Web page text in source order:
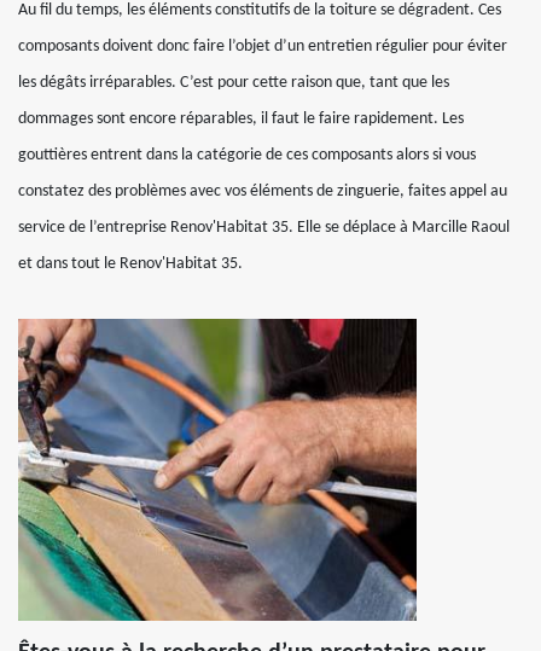
Au fil du temps, les éléments constitutifs de la toiture se dégradent. Ces
composants doivent donc faire l’objet d’un entretien régulier pour éviter
les dégâts irréparables. C’est pour cette raison que, tant que les
dommages sont encore réparables, il faut le faire rapidement. Les
gouttières entrent dans la catégorie de ces composants alors si vous
constatez des problèmes avec vos éléments de zinguerie, faites appel au
service de l’entreprise Renov'Habitat 35. Elle se déplace à Marcille Raoul
et dans tout le Renov'Habitat 35.